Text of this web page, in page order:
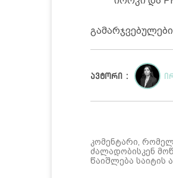
ავტორი :
კომენტარი,
ძალადობისკენ
წაიშლება საიტის